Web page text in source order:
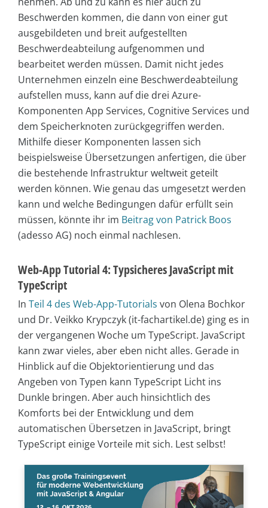
Beschwerden kommen, die dann von einer gut
ausgebildeten und breit aufgestellten
Beschwerdeabteilung aufgenommen und
bearbeitet werden müssen. Damit nicht jedes
Unternehmen einzeln eine Beschwerdeabteilung
aufstellen muss, kann auf die drei Azure-
Komponenten App Services, Cognitive Services und
dem Speicherknoten zurückgegriffen werden.
Mithilfe dieser Komponenten lassen sich
beispielsweise Übersetzungen anfertigen, die über
die bestehende Infrastruktur weltweit geteilt
werden können. Wie genau das umgesetzt werden
kann und welche Bedingungen dafür erfüllt sein
müssen, könnte ihr im Beitrag von Patrick Boos
(adesso AG) noch einmal nachlesen.
Web-App Tutorial 4: Typsicheres JavaScript mit
TypeScript
In Teil 4 des Web-App-Tutorials von Olena Bochkor
und Dr. Veikko Krypczyk (it-fachartikel.de) ging es in
der vergangenen Woche um TypeScript. JavaScript
kann zwar vieles, aber eben nicht alles. Gerade in
Hinblick auf die Objektorientierung und das
Angeben von Typen kann TypeScript Licht ins
Dunkle bringen. Aber auch hinsichtlich des
Komforts bei der Entwicklung und dem
automatischen Übersetzen in JavaScript, bringt
TypeScript einige Vorteile mit sich. Lest selbst!